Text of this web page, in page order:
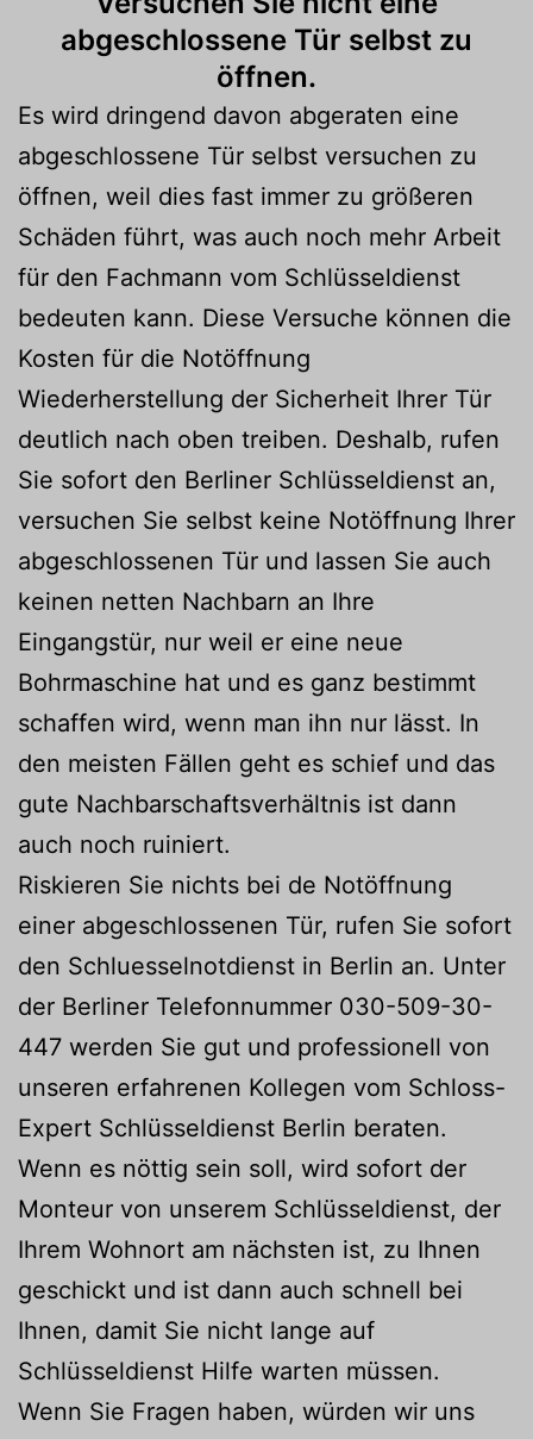
abgeschlossene Tür selbst zu
öffnen.
Es wird dringend davon abgeraten eine
abgeschlossene Tür selbst versuchen zu
öffnen, weil dies fast immer zu größeren
Schäden führt, was auch noch mehr Arbeit
für den Fachmann vom Schlüsseldienst
bedeuten kann. Diese Versuche können die
Kosten für die Notöffnung
Wiederherstellung der Sicherheit Ihrer Tür
deutlich nach oben treiben. Deshalb, rufen
Sie sofort den Berliner Schlüsseldienst an,
versuchen Sie selbst keine Notöffnung Ihrer
abgeschlossenen Tür und lassen Sie auch
keinen netten Nachbarn an Ihre
Eingangstür, nur weil er eine neue
Bohrmaschine hat und es ganz bestimmt
schaffen wird, wenn man ihn nur lässt. In
den meisten Fällen geht es schief und das
gute Nachbarschaftsverhältnis ist dann
auch noch ruiniert.
Riskieren Sie nichts bei de Notöffnung
einer abgeschlossenen Tür, rufen Sie sofort
den Schluesselnotdienst in Berlin an. Unter
der Berliner Telefonnummer 030-509-30-
447 werden Sie gut und professionell von
unseren erfahrenen Kollegen vom Schloss-
Expert Schlüsseldienst Berlin beraten.
Wenn es nöttig sein soll, wird sofort der
Monteur von unserem Schlüsseldienst, der
Ihrem Wohnort am nächsten ist, zu Ihnen
geschickt und ist dann auch schnell bei
Ihnen, damit Sie nicht lange auf
Schlüsseldienst Hilfe warten müssen.
Wenn Sie Fragen haben, würden wir uns